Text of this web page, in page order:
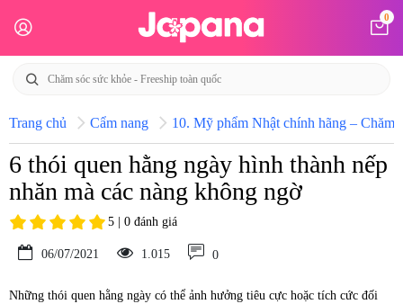
0
Trang chủ Cẩm nang 10. Mỹ phẩm Nhật chính hãng – Chăm
6 thói quen hằng ngày hình thành nếp
nhăn mà các nàng không ngờ
5 | 0 đánh giá
06/07/2021 1.015 0
Những thói quen hằng ngày có thể ảnh hưởng tiêu cực hoặc tích cức đối